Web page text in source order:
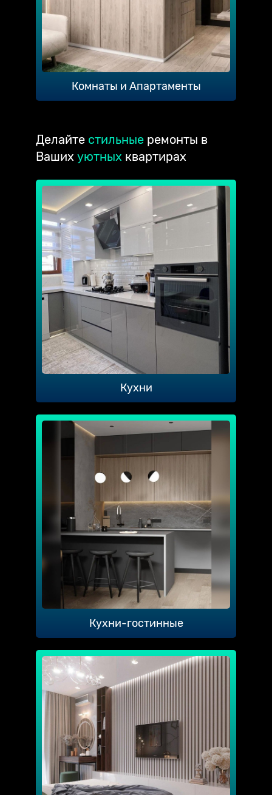
Комнаты и Апартаменты
Делайте стильные ремонты в
Ваших уютных квартирах
Кухни
Кухни-гостинные